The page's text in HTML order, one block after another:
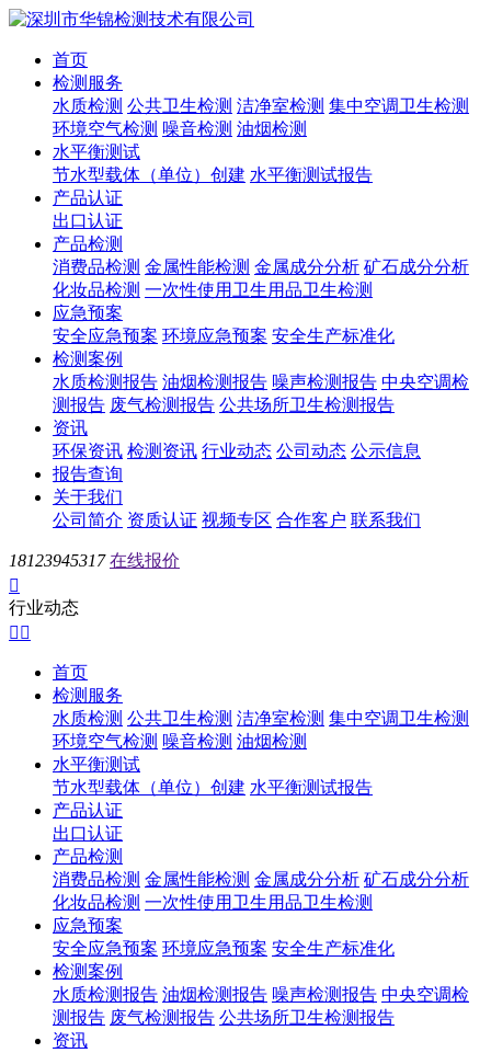
首页
检测服务
水质检测 公共卫生检测 洁净室检测 集中空调卫生检测
环境空气检测 噪音检测 油烟检测
水平衡测试
节水型载体（单位）创建 水平衡测试报告
产品认证
出口认证
产品检测
消费品检测 金属性能检测 金属成分分析 矿石成分分析
化妆品检测 一次性使用卫生用品卫生检测
应急预案
安全应急预案 环境应急预案 安全生产标准化
检测案例
水质检测报告 油烟检测报告 噪声检测报告 中央空调检
测报告 废气检测报告 公共场所卫生检测报告
资讯
环保资讯 检测资讯 行业动态 公司动态 公示信息
报告查询
关于我们
公司简介 资质认证 视频专区 合作客户 联系我们
18123945317 在线报价

行业动态
 
首页
检测服务
水质检测 公共卫生检测 洁净室检测 集中空调卫生检测
环境空气检测 噪音检测 油烟检测
水平衡测试
节水型载体（单位）创建 水平衡测试报告
产品认证
出口认证
产品检测
消费品检测 金属性能检测 金属成分分析 矿石成分分析
化妆品检测 一次性使用卫生用品卫生检测
应急预案
安全应急预案 环境应急预案 安全生产标准化
检测案例
水质检测报告 油烟检测报告 噪声检测报告 中央空调检
测报告 废气检测报告 公共场所卫生检测报告
资讯